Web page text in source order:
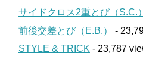
サイドクロス2重とび（S.C.）
前後交差とび（E.B.）
-
STYLE & TRICK - 23,787